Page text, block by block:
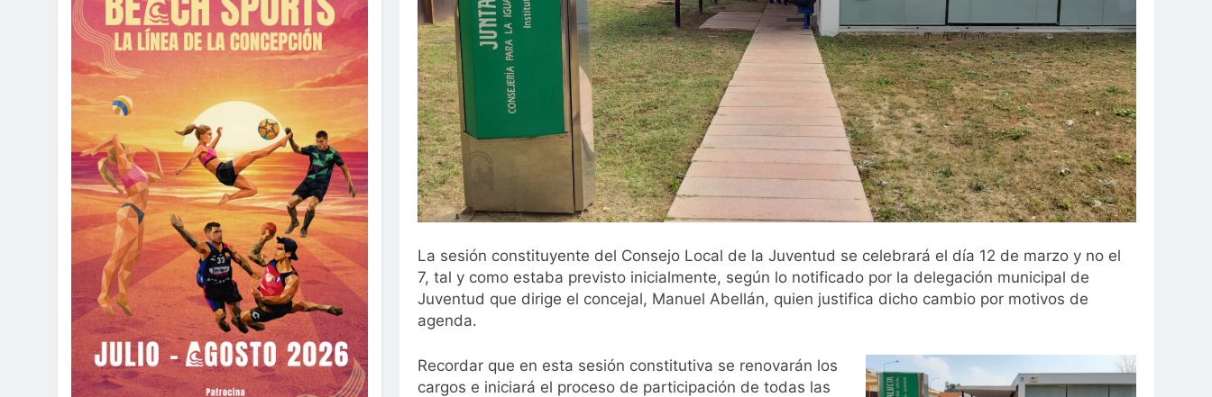
La sesión constituyente del Consejo Local de la Juventud se celebrará el día 12 de marzo y no el
7, tal y como estaba previsto inicialmente, según lo notificado por la delegación municipal de
Juventud que dirige el concejal, Manuel Abellán, quien justifica dicho cambio por motivos de
agenda.
Recordar que en esta sesión constitutiva se renovarán los
cargos e iniciará el proceso de participación de todas las